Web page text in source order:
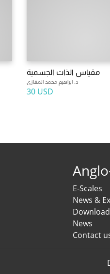
مقياس الذات الجسمية
د. ابراهيم محمد المغازى
30 USD
E-Scales
News &
News
Contact